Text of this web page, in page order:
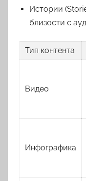
Истории
близости с
Тип контента
Видео
Инфографика